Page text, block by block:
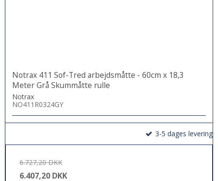
Notrax 411 Sof-Tred arbejdsmåtte - 60cm x 18,3
Meter Grå Skummåtte rulle
Notrax
NO411R0324GY
3-5 dages levering
6.727,20 DKK
6.407,20 DKK